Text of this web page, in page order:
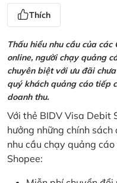
Thích
Thấu hiểu nhu cầu của
online, người chạy quảng
chuyên biệt với ưu đãi
quý khách quảng cáo tiếp
doanh thu.
Với thẻ BIDV Visa Debit
hưởng những chính
nhu cầu chạy quảng
Shopee: